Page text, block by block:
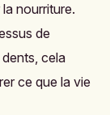
nourriture.
de
cela
ce que la vie